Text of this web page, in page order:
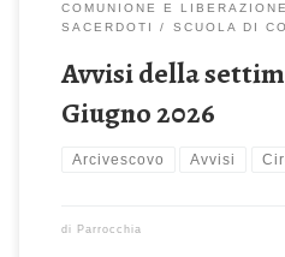
COMUNIONE E LIBERAZIONE
SACERDOTI
SCUOLA DI
Avvisi della
Giugno 2026
Arcivescovo Avvisi
di Parrocchia